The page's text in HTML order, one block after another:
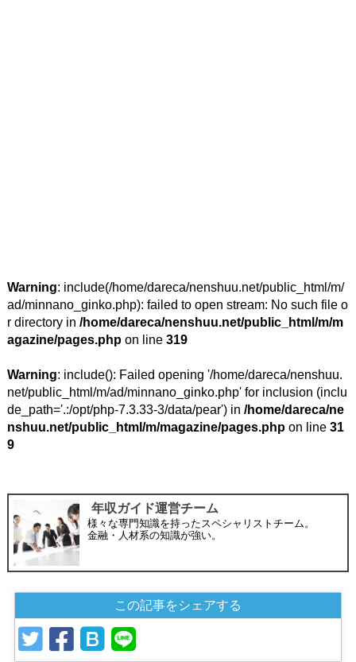
Warning: include(/home/dareca/nenshuu.net/public_html/m/
ad/minnano_ginko.php): failed to open stream: No such file o
r directory in /home/dareca/nenshuu.net/public_html/m/m
agazine/pages.phpon line 319
Warning: include(): Failed opening '/home/dareca/nenshuu.
net/public_html/m/ad/minnano_ginko.php' for inclusion (inclu
de_path='.:/opt/php-7.3.33-3/data/pear') in /home/dareca/ne
nshuu.net/public_html/m/magazine/pages.phpon line 31
9
年収ガイド運営チーム
様々な専門知識を持ったスペシャリストチーム。
金融・人材系の知識が強い。
この記事をシェアする